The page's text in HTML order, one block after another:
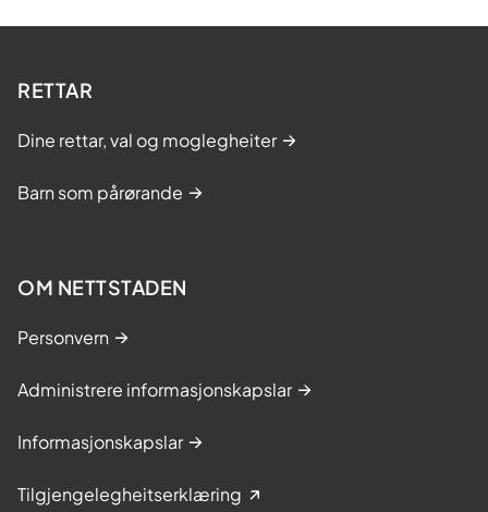
RETTAR
Dine rettar, val og moglegheiter
Barn som pårørande
OM NETTSTADEN
Personvern
Administrere informasjonskapslar
Informasjonskapslar
Tilgjengelegheitserklæring